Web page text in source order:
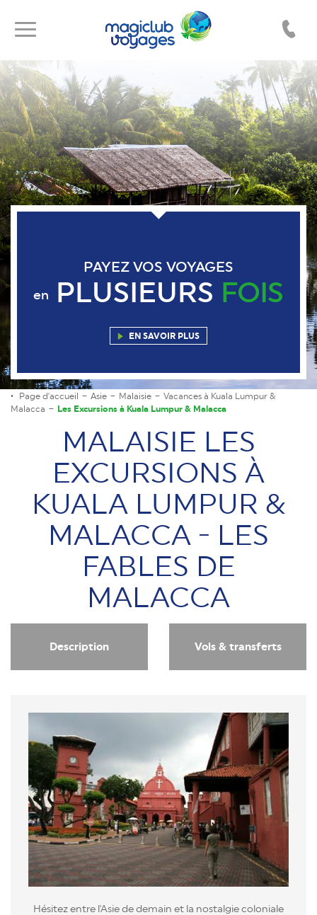
Toggle
Toggle
navigation
PAYEZ VOS VOYAGES
en PLUSIEURS FOIS
EN SAVOIR PLUS
Page d'accueil Asie Malaisie
Vacances à Kuala Lumpur &
Malacca
Les Excursions à Kuala Lumpur & Malacca
MALAISIE LES
EXCURSIONS À
KUALA LUMPUR &
MALACCA - LES
FABLES DE
MALACCA
Description Vols & transferts
Hésitez entre l'Asie de demain et la nostalgie coloniale